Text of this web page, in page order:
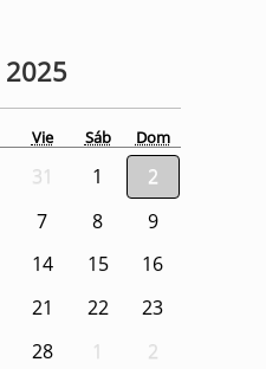
2025
Vie Sáb Dom
31 1
2
7 8
9
14 15
16
21 22
23
28 1 2